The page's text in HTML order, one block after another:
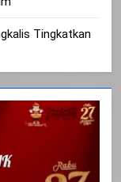
Tingkatkan